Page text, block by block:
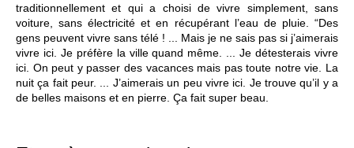
traditionnellement et qui a choisi de vivre simplement, sans
voiture, sans électricité et en récupérant l’eau de pluie. “Des
gens peuvent vivre sans télé ! ... Mais je ne sais pas si j’aimerais
vivre ici. Je préfère la ville quand même. ... Je détesterais vivre
ici. On peut y passer des vacances mais pas toute notre vie. La
nuit ça fait peur. ... J’aimerais un peu vivre ici. Je trouve qu’il y a
de belles maisons et en pierre. Ça fait super beau.